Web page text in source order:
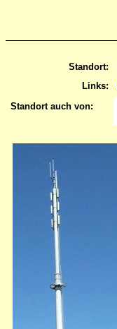
Standort:
Links:
Standort auch von: